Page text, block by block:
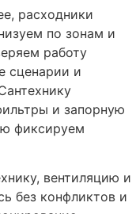
расходники
по зонам и
работу
сценарии и
и запорную
фиксируем
вентиляцию и
без конфликтов и